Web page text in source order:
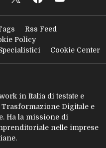
Rss Feed
Policy
Cookie Center
in Italia di testate e
Digitale e
Ha la missione di
nelle imprese